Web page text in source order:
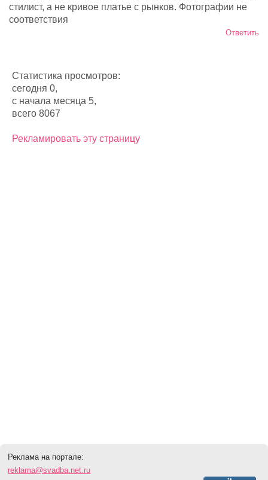
стилист, а не кривое платье с рынков. Фотографии не
соответствия
Ответить
Статистика просмотров:
сегодня 0,
с начала месяца 5,
всего 8067
Рекламировать эту страницу
Реклама на портале:
reklama@svadba.net.ru